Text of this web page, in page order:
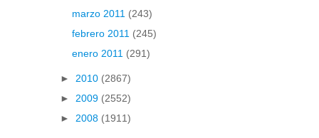
marzo 2011 (243)
febrero 2011 (245)
enero 2011 (291)
► 2010 (2867)
► 2009 (2552)
► 2008 (1911)